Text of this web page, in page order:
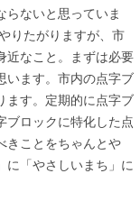
らないと思っていま
りたがりますが、市
近なこと。まずは必要
います。市内の点字ブ
ます。定期的に点字ブ
ブロックに特化した点
きことをちゃんとや
に「やさしいまち」に